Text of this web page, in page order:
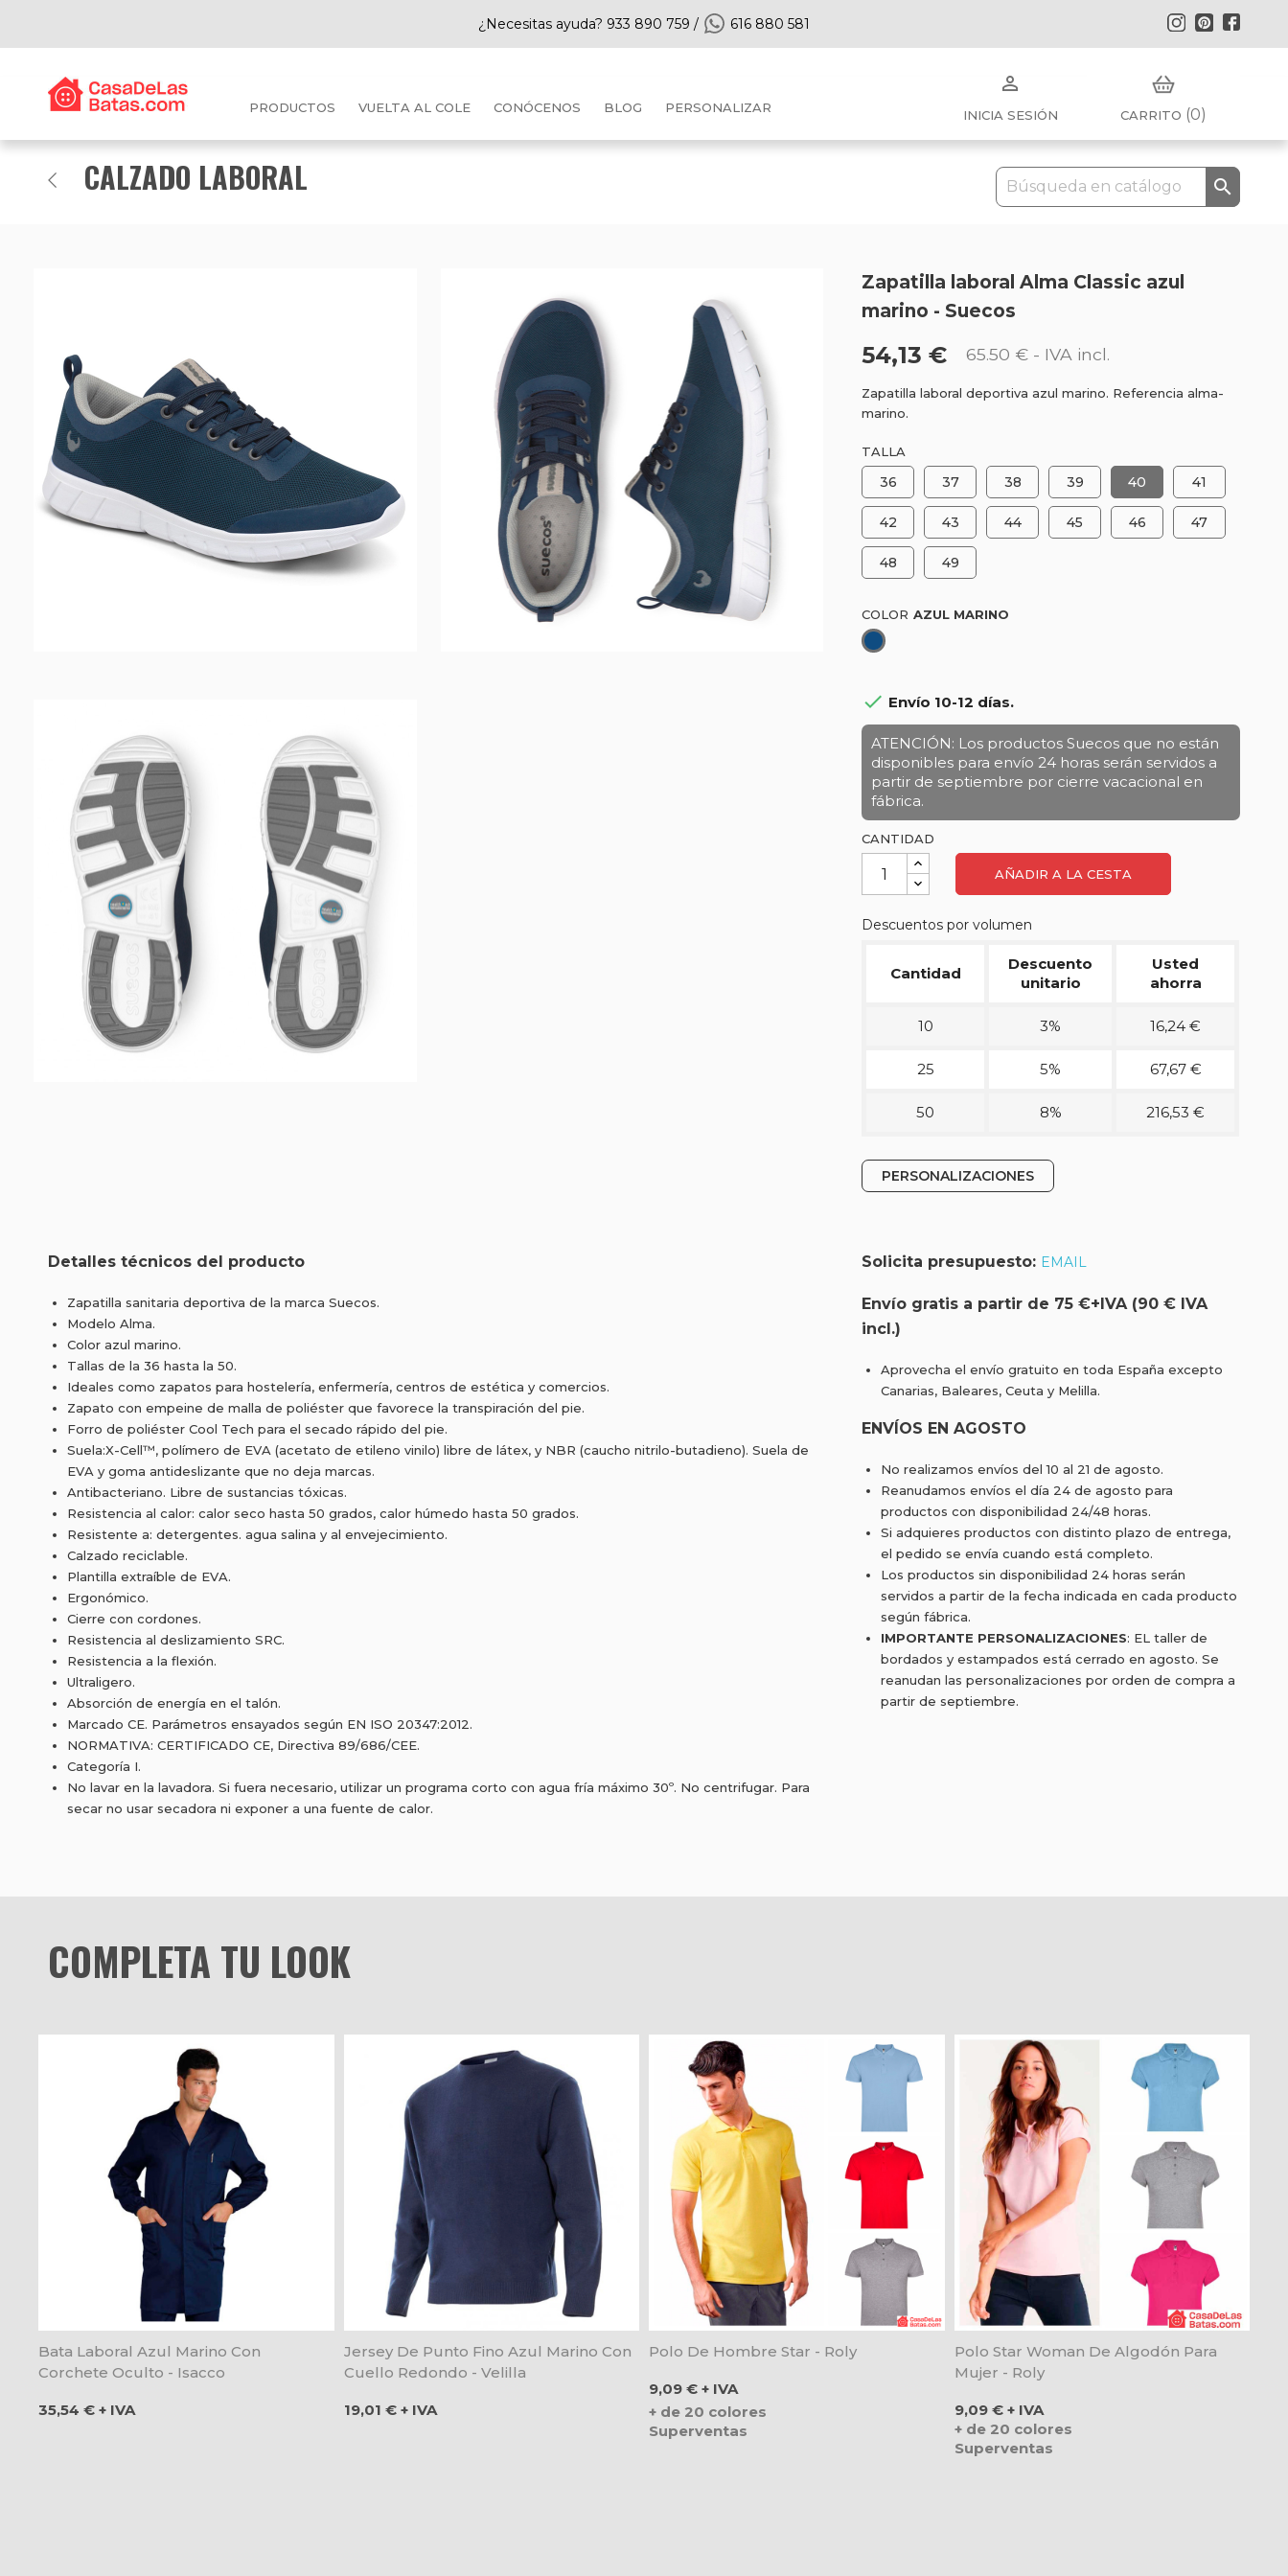
¿Necesitas ayuda? 933 890 759 / 616 880 581 Pinterest
Instagram
PRODUCTOS VUELTA AL COLE CONÓCENOS BLOG PERSONALIZAR

INICIA SESIÓN CARRITO (0)
CALZADO LABORAL 
Zapatilla laboral Alma Classic azul
marino - Suecos
54,13 € 65.50 € - IVA incl.
Zapatilla laboral deportiva azul marino. Referencia alma-
marino.
TALLA
36 37 38 39 40 41
42 43 44 45 46 47
48 49
COLOR
Azul
 Envío 10-12 días.
ATENCIÓN: Los productos Suecos que no están
disponibles para envío 24 horas serán servidos a
partir de septiembre por cierre vacacional en
fábrica.
CANTIDAD
AÑADIR A LA CESTA
Descuentos por volumen
Cantidad
Descuento
unitario
Usted
ahorra
10 3% 16,24 €
25 5% 67,67 €
50 8% 216,53 €
PERSONALIZACIONES
Detalles técnicos del producto
Zapatilla sanitaria deportiva de la marca Suecos.
Modelo Alma.
Color azul marino.
Tallas de la 36 hasta la 50.
Ideales como zapatos para hostelería, enfermería, centros de estética y comercios.
Zapato con empeine de malla de poliéster que favorece la transpiración del pie.
Forro de poliéster Cool Tech para el secado rápido del pie.
Suela:X-Cell™, polímero de EVA (acetato de etileno vinilo) libre de látex, y NBR (caucho nitrilo-butadieno). Suela de
EVA y goma antideslizante que no deja marcas.
Antibacteriano. Libre de sustancias tóxicas.
Resistencia al calor: calor seco hasta 50 grados, calor húmedo hasta 50 grados.
Resistente a: detergentes. agua salina y al envejecimiento.
Calzado reciclable.
Plantilla extraíble de EVA.
Ergonómico.
Cierre con cordones.
Resistencia al deslizamiento SRC.
Resistencia a la flexión.
Ultraligero.
Absorción de energía en el talón.
Marcado CE. Parámetros ensayados según EN ISO 20347:2012.
NORMATIVA: CERTIFICADO CE, Directiva 89/686/CEE.
Categoría I.
No lavar en la lavadora. Si fuera necesario, utilizar un programa corto con agua fría máximo 30º. No centrifugar. Para
secar no usar secadora ni exponer a una fuente de calor.
Solicita presupuesto: EMAIL
Envío gratis a partir de 75 €+IVA (90 € IVA
incl.)
Aprovecha el envío gratuito en toda España excepto
Canarias, Baleares, Ceuta y Melilla.
ENVÍOS EN AGOSTO
No realizamos envíos del 10 al 21 de agosto.
Reanudamos envíos el día 24 de agosto para
productos con disponibilidad 24/48 horas.
Si adquieres productos con distinto plazo de entrega,
el pedido se envía cuando está completo.
Los productos sin disponibilidad 24 horas serán
servidos a partir de la fecha indicada en cada producto
según fábrica.
IMPORTANTE PERSONALIZACIONES: EL taller de
bordados y estampados está cerrado en agosto. Se
reanudan las personalizaciones por orden de compra a
partir de septiembre.
COMPLETA TU LOOK
Bata Laboral Azul Marino Con
Corchete Oculto - Isacco
Precio
35,54 € + IVA
Jersey De Punto Fino Azul Marino Con
Cuello Redondo - Velilla
Precio
19,01 € + IVA
Polo De Hombre Star - Roly
Precio
9,09 € + IVA
+ de 20 colores
Superventas
Polo Star Woman De Algodón Para
Mujer - Roly
Precio
9,09 € + IVA
+ de 20 colores
Superventas